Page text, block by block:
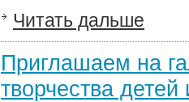
Читать дальше
Приглашаем на
творчества